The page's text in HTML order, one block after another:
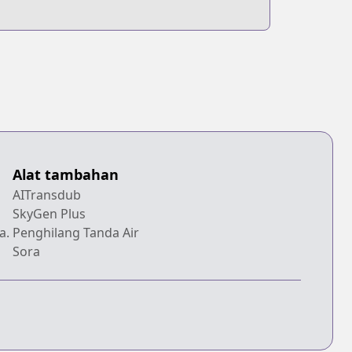
Alat tambahan
AITransdub
SkyGen Plus
Penghilang Tanda Air
Sora